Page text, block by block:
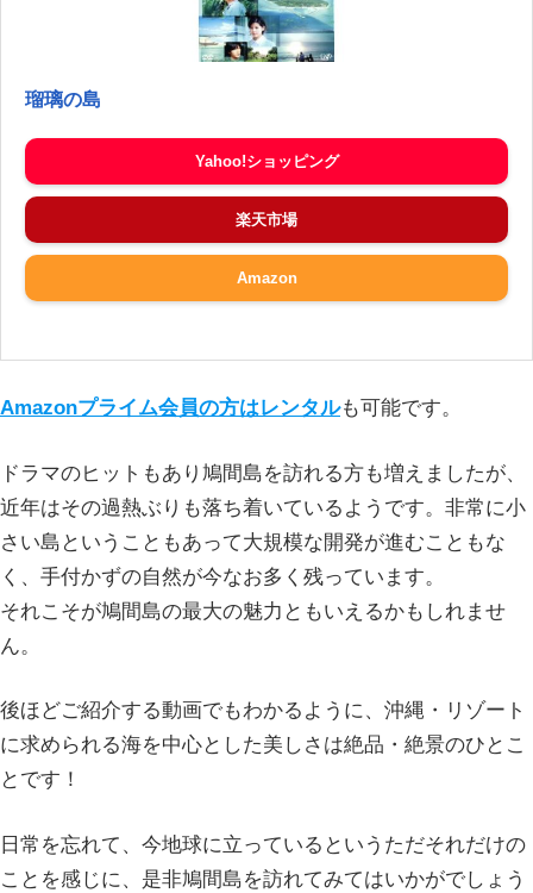
瑠璃の島
Yahoo!ショッピング
楽天市場
Amazon
Amazonプライム会員の方はレンタルも可能です。
ドラマのヒットもあり鳩間島を訪れる方も増えましたが、
近年はその過熱ぶりも落ち着いているようです。非常に小
さい島ということもあって大規模な開発が進むこともな
く、手付かずの自然が今なお多く残っています。
それこそが鳩間島の最大の魅力ともいえるかもしれませ
ん。
後ほどご紹介する動画でもわかるように、沖縄・リゾート
に求められる海を中心とした美しさは絶品・絶景のひとこ
とです！
日常を忘れて、今地球に立っているというただそれだけの
ことを感じに、是非鳩間島を訪れてみてはいかがでしょう